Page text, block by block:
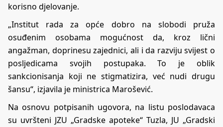
korisno djelovanje.
„Institut rada za opće dobro na slobodi pruža
osuđenim osobama mogućnost da, kroz lični
angažman, doprinesu zajednici, ali i da razviju svijest o
posljedicama svojih postupaka. To je oblik
sankcionisanja koji ne stigmatizira, već nudi drugu
šansu“, izjavila je ministrica Marošević.
Na osnovu potpisanih ugovora, na listu poslodavaca
su uvršteni JZU „Gradske apoteke“ Tuzla, JU „Gradski